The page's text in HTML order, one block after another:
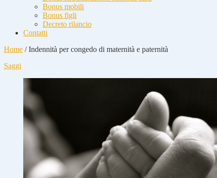
Bonus mobili
Bonus figli
Decreto rilancio
Contatti
Home /Indennità per congedo di maternità e paternità
Saggi